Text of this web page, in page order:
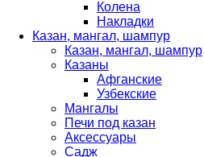
Колена
Накладки
Казан, мангал, шампур
Казан, мангал, шампур
Казаны
Афганские
Узбекские
Мангалы
Печи под казан
Аксессуары
Садж